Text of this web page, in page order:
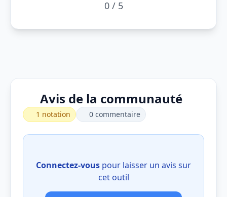
0 / 5
Avis de la communauté
1 notation 0 commentaire
Connectez-vous pour laisser un avis sur
cet outil